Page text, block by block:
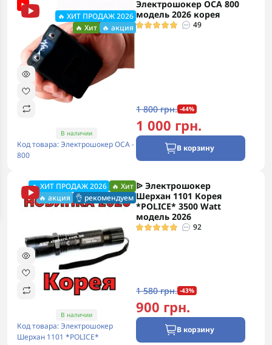
🔥 ХИТ ПРОДАЖ 2026
🔥 Хит 🔥 акция
В наличии
Код товара: Электрошокер ОСА -
800
Электрошокер ОСА 800
модель 2026 корея
49
1 800 грн. -44%
1 000 грн.
В корзину
🔥 ХИТ ПРОДАЖ 2026 🔥 Хит
🔥 акция 👌 рекомендуем
В наличии
Код товара: Электрошокер
Шерхан 1101 *POLICE*
ᐉ Электрошокер
Шерхан 1101 Корея
*POLICE* 3500 Watt
модель 2026
92
1 580 грн. -43%
900 грн.
В корзину